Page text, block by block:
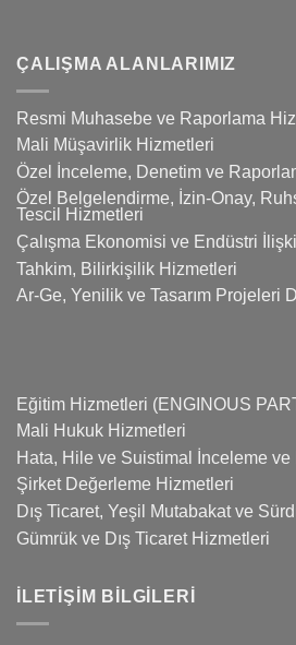
ÇALIŞMA ALANLARIMIZ
Resmi Muhasebe ve Raporlama
Mali Müşavirlik Hizmetleri
Özel İnceleme, Denetim ve
Özel Belgelendirme, İzin-Onay,
Tescil Hizmetleri
Çalışma Ekonomisi ve Endüstri
Tahkim, Bilirkişilik Hizmetleri
Ar-Ge, Yenilik ve Tasarım Projeleri
Eğitim Hizmetleri (ENGINOUS
Mali Hukuk Hizmetleri
Hata, Hile ve Suistimal İnceleme
Şirket Değerleme Hizmetleri
Dış Ticaret, Yeşil Mutabakat ve
Gümrük ve Dış Ticaret Hizmetleri
İLETIŞIM BILGILERI